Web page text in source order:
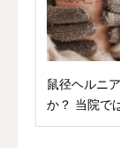
鼠径ヘルニ
か？ 当院で
（...